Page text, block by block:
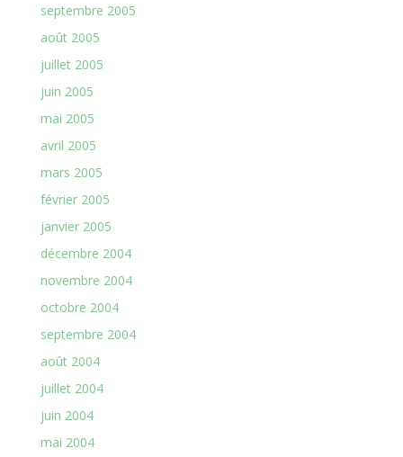
septembre 2005
août 2005
juillet 2005
juin 2005
mai 2005
avril 2005
mars 2005
février 2005
janvier 2005
décembre 2004
novembre 2004
octobre 2004
septembre 2004
août 2004
juillet 2004
juin 2004
mai 2004